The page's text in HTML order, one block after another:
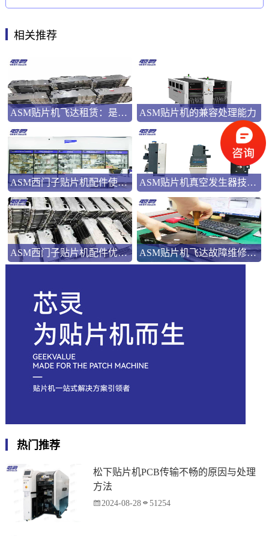
相关推荐
ASM贴片机飞达租赁：是应急之选还是长远之策？ ASM贴片机的兼容处理能力
ASM西门子贴片机配件使用指南 ASM贴片机真空发生器技术解析
ASM西门子贴片机配件优势解析 ASM贴片机飞达故障维修：三类典型问题的系统化处理
热门推荐
松下贴片机PCB传输不畅的原因与处理
方法
2024-08-28 51254